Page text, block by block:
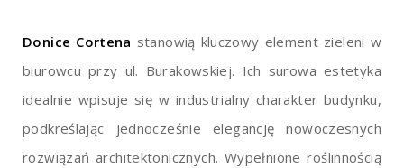
Donice Cortena stanowią kluczowy element zieleni w
biurowcu przy ul. Burakowskiej. Ich surowa estetyka
idealnie wpisuje się w industrialny charakter budynku,
podkreślając jednocześnie elegancję nowoczesnych
rozwiązań architektonicznych. Wypełnione roślinnością